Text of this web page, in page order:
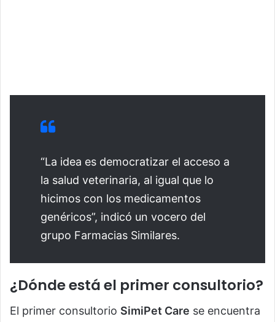
“La idea es democratizar el acceso a
la salud veterinaria, al igual que lo
hicimos con los medicamentos
genéricos”, indicó un vocero del
grupo Farmacias Similares.
¿Dónde está el primer consultorio?
El primer consultorio SimiPet Care se encuentra